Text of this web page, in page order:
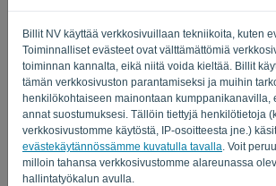
Billit NV käyttää verkkosivuillaan tekniikoita, kuten
Toiminnalliset evästeet ovat välttämättömiä
toiminnan kannalta, eikä niitä voida kieltää. Billit
tämän verkkosivuston parantamiseksi ja muihin
henkilökohtaiseen mainontaan kumppanikanavilla,
annat suostumuksesi. Tällöin tiettyjä henkilötietoja
verkkosivustomme käytöstä, IP-osoitteesta jne.)
evästekäytännössämme kuvatulla tavalla. Voit
milloin tahansa verkkosivustomme alareunassa
hallintatyökalun avulla.
Privacy Policy Terms of Service